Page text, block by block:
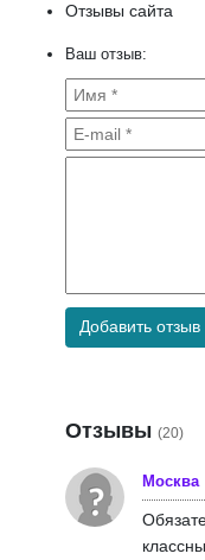
Отзывы сайта
Ваш отзыв:
Добавить отзыв
Отзывы (20)
Москва